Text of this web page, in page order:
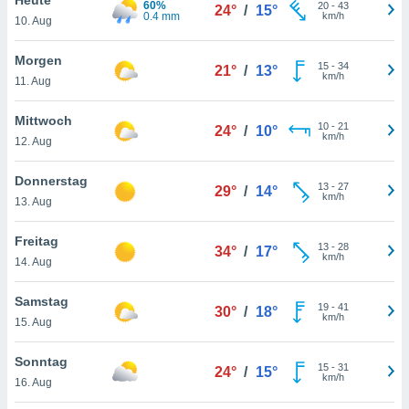
oder
Partner
es uns
das
der
Profil zu
Ihnen
finden
. Sie
jederzeit
Rand
10. Aug
60%
0.4 mm
24° / 15° 20- 43
km/h
Morgen
11. Aug
21° / 13° 15- 34
km/h
Mittwoch
12. Aug
24° / 10° 10- 21
km/h
Donnerstag
13. Aug
29° / 14° 13- 27
km/h
Freitag
14. Aug
34° / 17° 13- 28
km/h
Samstag
15. Aug
30° / 18° 19- 41
km/h
Sonntag
16. Aug
24° / 15° 15- 31
km/h